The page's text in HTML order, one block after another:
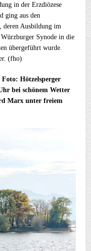
in der Erzdiözese
ging aus den
deren Ausbildung im
Würzburger Synode in die
übergeführt wurde.
(fho)
Hötzelsperger
bei schönem Wetter
Marx unter freiem